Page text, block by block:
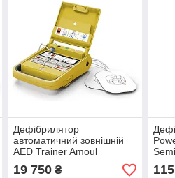
Дефібрилятор
автоматичний зовнішній
AED Trainer Amoul
тренажер
19 750₴